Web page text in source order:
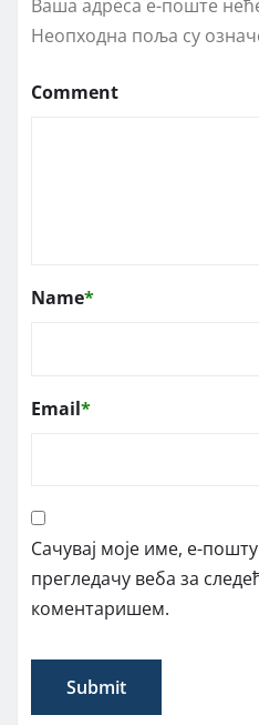
Ваша адреса е-поште
Неопходна поља су
Comment
Name*
Email*
Сачувај моје име, е-
прегледачу веба за
коментаришем.